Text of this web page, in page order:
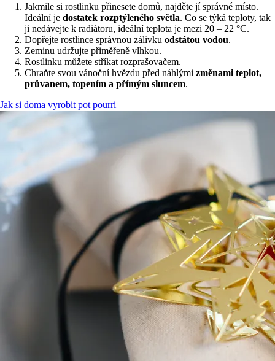
Jakmile si rostlinku přinesete domů, najděte jí správné místo.
Ideální je dostatek rozptýleného světla. Co se týká teploty, tak
ji nedávejte k radiátoru, ideální teplota je mezi 20 – 22 °C.
Dopřejte rostlince správnou zálivku odstátou vodou.
Zeminu udržujte přiměřeně vlhkou.
Rostlinku můžete stříkat rozprašovačem.
Chraňte svou vánoční hvězdu před náhlými změnami teplot,
průvanem, topením a přímým sluncem.
Jak si doma vyrobit pot pourri